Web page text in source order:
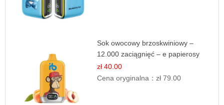
Sok owocowy brzoskwiniowy –
12.000 zaciągnięć – e papierosy
jednorazowe
zł 40.00
Cena oryginalna：zł 79.00